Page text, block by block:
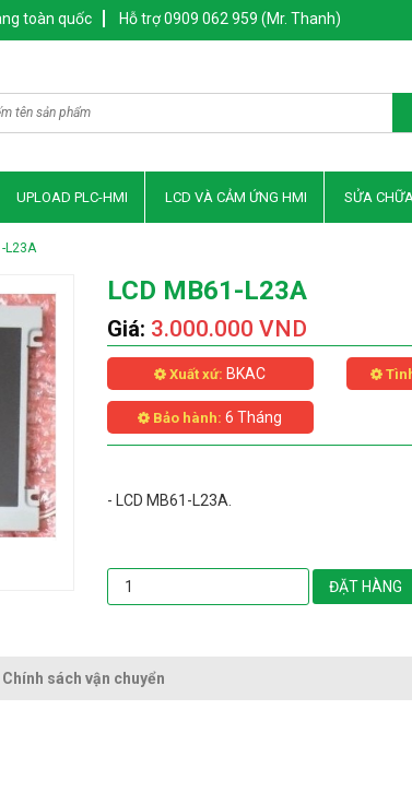
toàn quốc Hỗ trợ 0909 062 959 (Mr. Thanh)
UPLOAD PLC-HMI LCD VÀ CẢM ỨNG HMI SỬA
L23A
LCD MB61-L23A
Giá: 3.000.000 VND
Xuất xứ: BKAC
Bảo hành: 6 Tháng
- LCD MB61-L23A.
ĐẶT HÀNG
Chính sách vận chuyển